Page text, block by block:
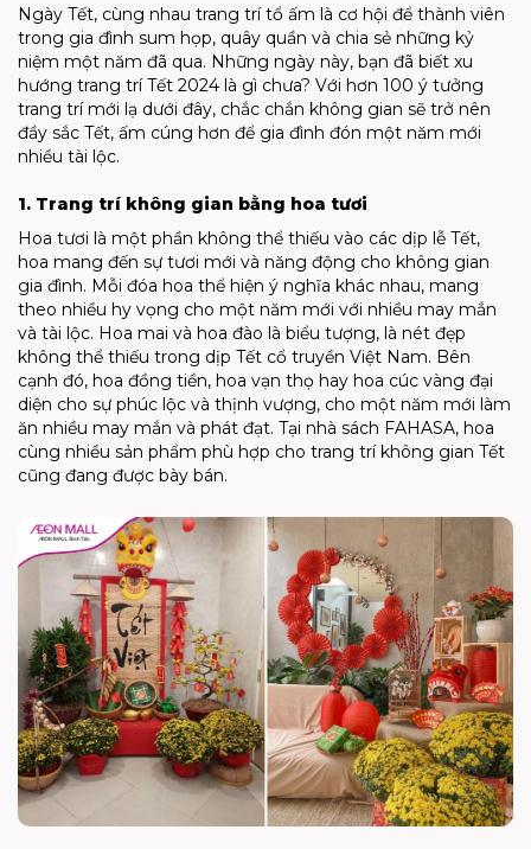
Ngày Tết, cùng nhau trang trí tổ ấm là cơ hội để thành viên
trong gia đình sum họp, quây quần và chia sẻ những kỷ
niệm một năm đã qua. Những ngày này, bạn đã biết xu
hướng trang trí Tết 2024 là gì chưa? Với hơn 100 ý tưởng
trang trí mới lạ dưới đây, chắc chắn không gian sẽ trở nên
đầy sắc Tết, ấm cúng hơn để gia đình đón một năm mới
nhiều tài lộc.
1. Trang trí không gian bằng hoa tươi
Hoa tươi là một phần không thể thiếu vào các dịp lễ Tết,
hoa mang đến sự tươi mới và năng động cho không gian
gia đình. Mỗi đóa hoa thể hiện ý nghĩa khác nhau, mang
theo nhiều hy vọng cho một năm mới với nhiều may mắn
và tài lộc. Hoa mai và hoa đào là biểu tượng, là nét đẹp
không thể thiếu trong dịp Tết cổ truyền Việt Nam. Bên
cạnh đó, hoa đồng tiền, hoa vạn thọ hay hoa cúc vàng đại
diện cho sự phúc lộc và thịnh vượng, cho một năm mới làm
ăn nhiều may mắn và phát đạt. Tại nhà sách FAHASA, hoa
cùng nhiều sản phẩm phù hợp cho trang trí không gian Tết
cũng đang được bày bán.